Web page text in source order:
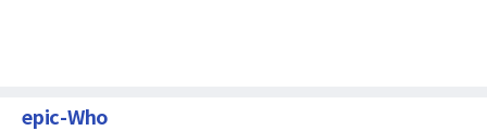
epic-Who